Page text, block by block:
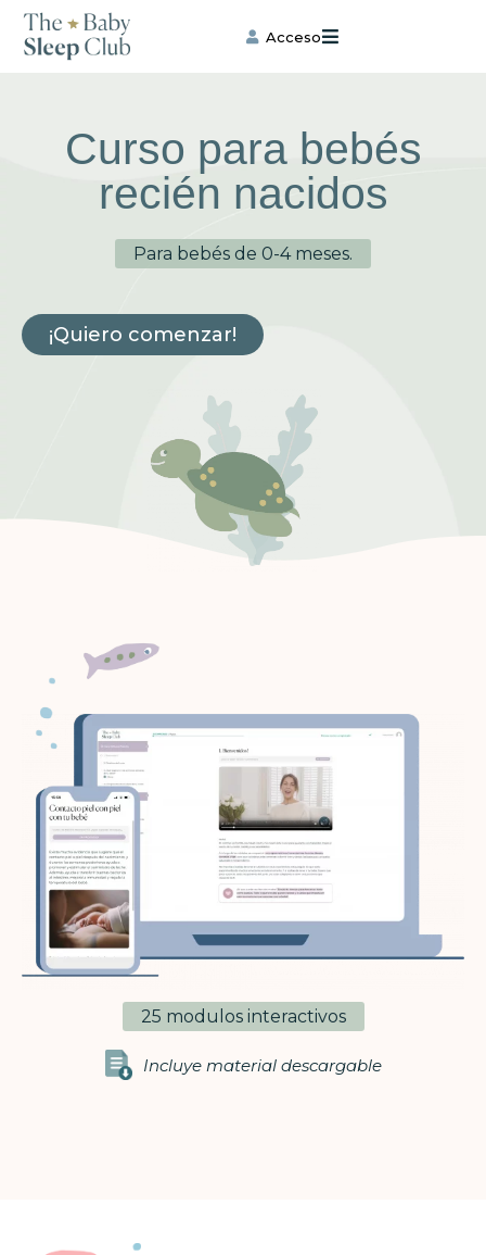
contenido
Acceso
Curso para bebés
recién nacidos
Para bebés de 0-4 meses.
¡Quiero comenzar!
25 modulos interactivos
Incluye material descargable